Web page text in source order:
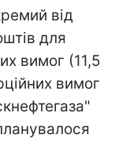
від
для
вимог (11,5
вимог